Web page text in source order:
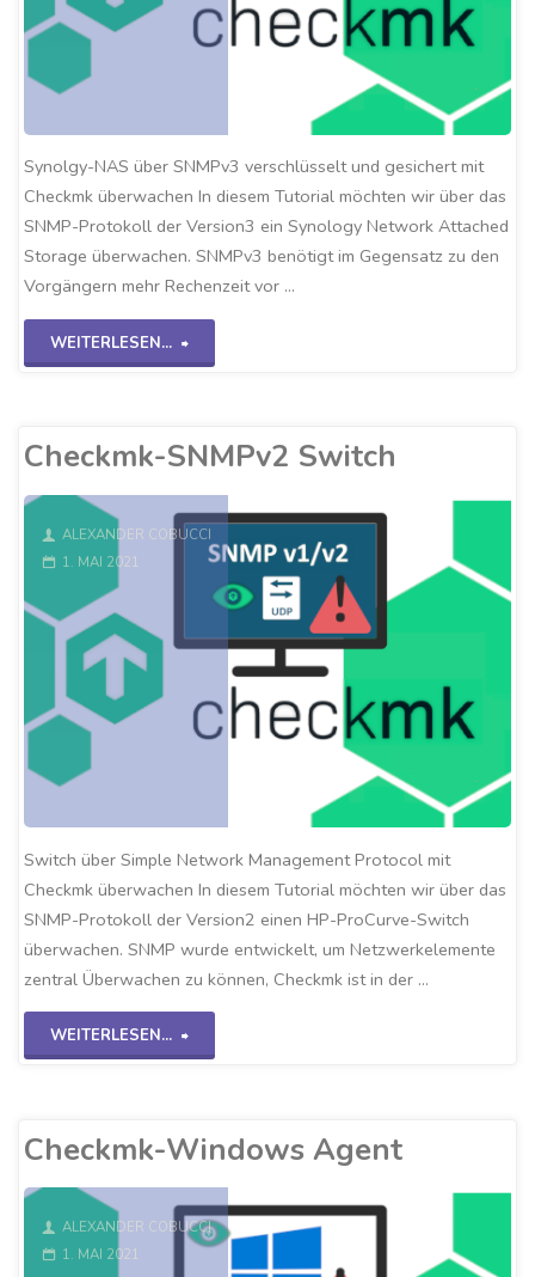
Synolgy-NAS über SNMPv3 verschlüsselt und gesichert mit
Checkmk überwachen In diesem Tutorial möchten wir über das
SNMP-Protokoll der Version3 ein Synology Network Attached
Storage überwachen. SNMPv3 benötigt im Gegensatz zu den
Vorgängern mehr Rechenzeit vor …
WEITERLESEN...
"Checkmk-
Checkmk-SNMPv2 Switch
ALEXANDER COBUCCI
1. MAI 2021
Switch über Simple Network Management Protocol mit
Checkmk überwachen In diesem Tutorial möchten wir über das
SNMP-Protokoll der Version2 einen HP-ProCurve-Switch
überwachen. SNMP wurde entwickelt, um Netzwerkelemente
zentral Überwachen zu können, Checkmk ist in der …
WEITERLESEN...
"Checkmk-
Checkmk-Windows Agent
ALEXANDER COBUCCI
1. MAI 2021